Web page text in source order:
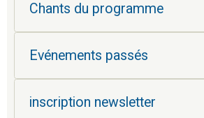
Chants du programme
Evénements passés
inscription newsletter